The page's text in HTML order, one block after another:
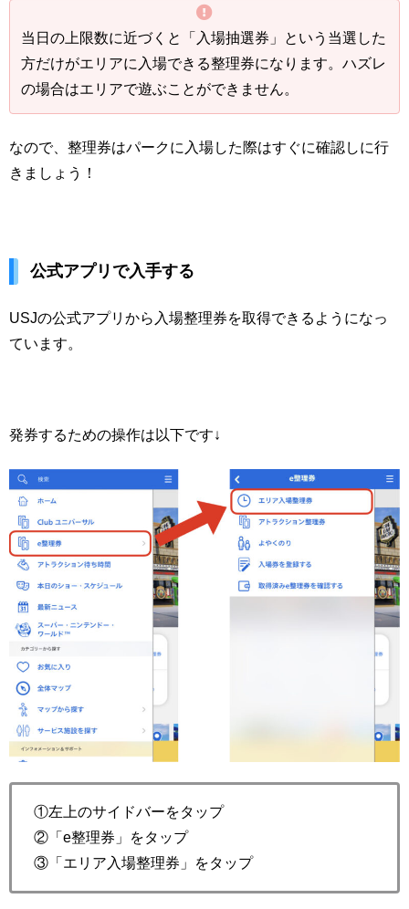
当日の上限数に近づくと「入場抽選券」という当選した
方だけがエリアに入場できる整理券になります。ハズレ
の場合はエリアで遊ぶことができません。
なので、整理券はパークに入場した際はすぐに確認しに行
きましょう！
公式アプリで入手する
USJの公式アプリから入場整理券を取得できるようになっ
ています。
発券するための操作は以下です↓
①左上のサイドバーをタップ
②「e整理券」をタップ
③「エリア入場整理券」をタップ